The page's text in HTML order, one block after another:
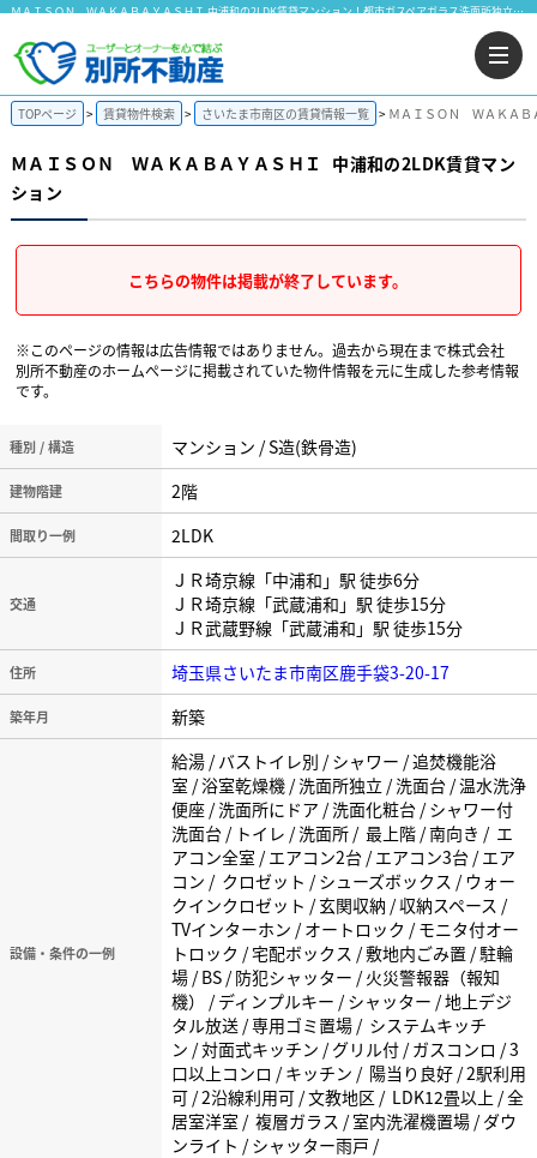
ＭＡＩＳＯＮ ＷＡＫＡＢＡＹＡＳＨＩ 中浦和の2LDK賃貸マンション！都市ガスペアガラス洗面所独立ホスクリーン敷地内ゴミ集積所｜株式会社 別所不動産
TOPページ 賃貸物件検索 さいたま市南区の賃貸情報一覧 ＭＡＩＳＯＮ ＷＡＫＡＢ
ＭＡＩＳＯＮ ＷＡＫＡＢＡＹＡＳＨＩ
中浦和の2LDK賃貸マン
ション
こちらの物件は掲載が終了しています。
※このページの情報は広告情報ではありません。過去から現在まで株式会社
別所不動産のホームぺージに掲載されていた物件情報を元に生成した参考情報
です。
種別 / 構造 マンション / S造(鉄骨造)
建物階建 2階
間取り一例 2LDK
交通
ＪＲ埼京線「中浦和」駅 徒歩6分
ＪＲ埼京線「武蔵浦和」駅 徒歩15分
ＪＲ武蔵野線「武蔵浦和」駅 徒歩15分
住所 埼玉県さいたま市南区鹿手袋3-20-17
築年月 新築
設備・条件の一例
給湯 / バストイレ別 / シャワー / 追焚機能浴
室 / 浴室乾燥機 / 洗面所独立 / 洗面台 / 温水洗浄
便座 / 洗面所にドア / 洗面化粧台 / シャワー付
洗面台 / トイレ / 洗面所 / 最上階 / 南向き / エ
アコン全室 / エアコン2台 / エアコン3台 / エア
コン / クロゼット / シューズボックス / ウォー
クインクロゼット / 玄関収納 / 収納スペース /
TVインターホン / オートロック / モニタ付オー
トロック / 宅配ボックス / 敷地内ごみ置 / 駐輪
場 / BS / 防犯シャッター / 火災警報器（報知
機） / ディンプルキー / シャッター / 地上デジ
タル放送 / 専用ゴミ置場 / システムキッチ
ン / 対面式キッチン / グリル付 / ガスコンロ / 3
口以上コンロ / キッチン / 陽当り良好 / 2駅利用
可 / 2沿線利用可 / 文教地区 / LDK12畳以上 / 全
居室洋室 / 複層ガラス / 室内洗濯機置場 / ダウ
ンライト / シャッター雨戸 /